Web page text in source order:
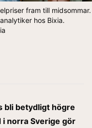
fram till midsommar.
hos Bixia.
bli betydligt högre
i norra Sverige gör